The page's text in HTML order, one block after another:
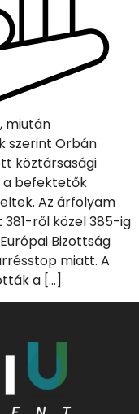
miután
szerint Orbán
köztársasági
a befektetők
Az árfolyam
ről közel 385-ig
Bizottság
miatt. A
a […]